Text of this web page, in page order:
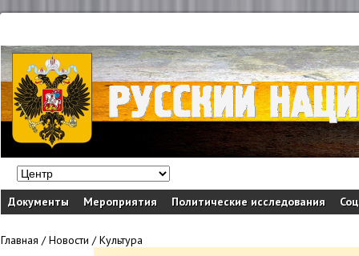
Документы Мероприятия Политические исследования
Главная /Новости /Культура